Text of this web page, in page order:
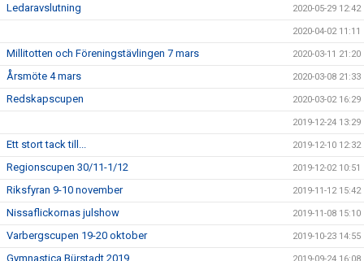
Ledaravslutning 2020-05-29 12:42
2020-04-02 11:11
Millitotten och Föreningstävlingen 7 mars 2020-03-11 21:20
Årsmöte 4 mars 2020-03-08 21:33
Redskapscupen 2020-03-02 16:29
2019-12-24 13:29
Ett stort tack till... 2019-12-10 12:32
Regionscupen 30/11-1/12 2019-12-02 10:51
Riksfyran 9-10 november 2019-11-12 15:42
Nissaflickornas julshow 2019-11-08 15:10
Varbergscupen 19-20 oktober 2019-10-23 14:55
Gymnastica Bürstadt 2019